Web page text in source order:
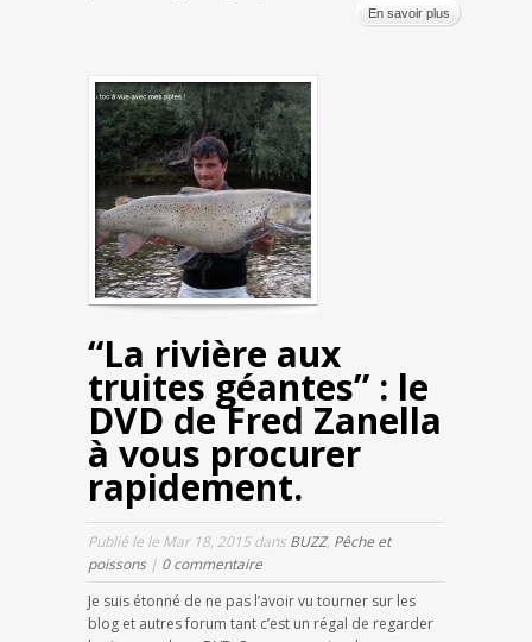
En savoir plus
“La rivière aux
truites géantes” : le
DVD de Fred Zanella
à vous procurer
rapidement.
Publié le le Mar 18, 2015 dans BUZZ, Pêche et
poissons| 0 commentaire
Je suis étonné de ne pas l’avoir vu tourner sur les
blog et autres forum tant c’est un régal de regarder